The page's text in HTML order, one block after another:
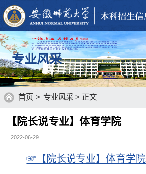
专业风采
首页 > 专业风采 > 正文
【院长说专业】体育学院
2022-06-29
☞【院长说专业】体育学院